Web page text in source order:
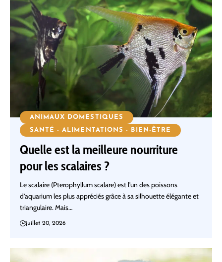
ANIMAUX DOMESTIQUES
SANTÉ - ALIMENTATIONS - BIEN-ÊTRE
Quelle est la meilleure nourriture
pour les scalaires ?
Le scalaire (Pterophyllum scalare) est l'un des poissons
d'aquarium les plus appréciés grâce à sa silhouette élégante et
triangulaire. Mais…
juillet 20, 2026